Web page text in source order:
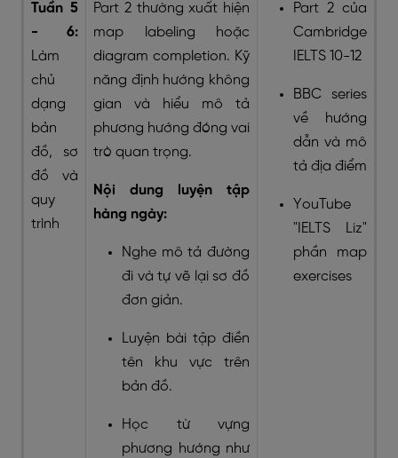
Tuần 5
- 6:
Làm
chủ
dạng
bản
đồ, sơ
đồ và
quy
trình
Part 2 thường xuất hiện
map labeling hoặc
diagram completion. Kỹ
năng định hướng không
gian và hiểu mô tả
phương hướng đóng vai
trò quan trọng.
Nội dung luyện tập
hàng ngày:
Nghe mô tả đường
đi và tự vẽ lại sơ đồ
đơn giản.
Luyện bài tập điền
tên khu vực trên
bản đồ.
Học từ vựng
phương hướng như
Part 2 của
Cambridge
IELTS 10-12
BBC series
về hướng
dẫn và mô
tả địa điểm
YouTube
"IELTS Liz"
phần map
exercises